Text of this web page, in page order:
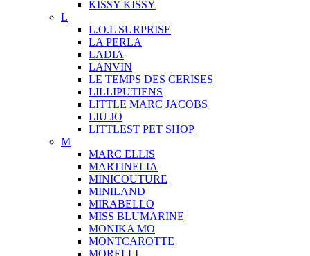
KISSY KISSY
L
L.O.L SURPRISE
LA PERLA
LADIA
LANVIN
LE TEMPS DES CERISES
LILLIPUTIENS
LITTLE MARC JACOBS
LIU JO
LITTLEST PET SHOP
M
MARC ELLIS
MARTINELIA
MINICOUTURE
MINILAND
MIRABELLO
MISS BLUMARINE
MONIKA MO
MONTCAROTTE
MORELLI